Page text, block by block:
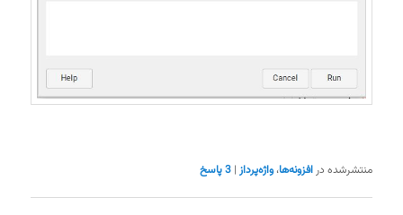
منتشرشده در افزونه‌ها،واژه‌پرداز |
3پاسخ